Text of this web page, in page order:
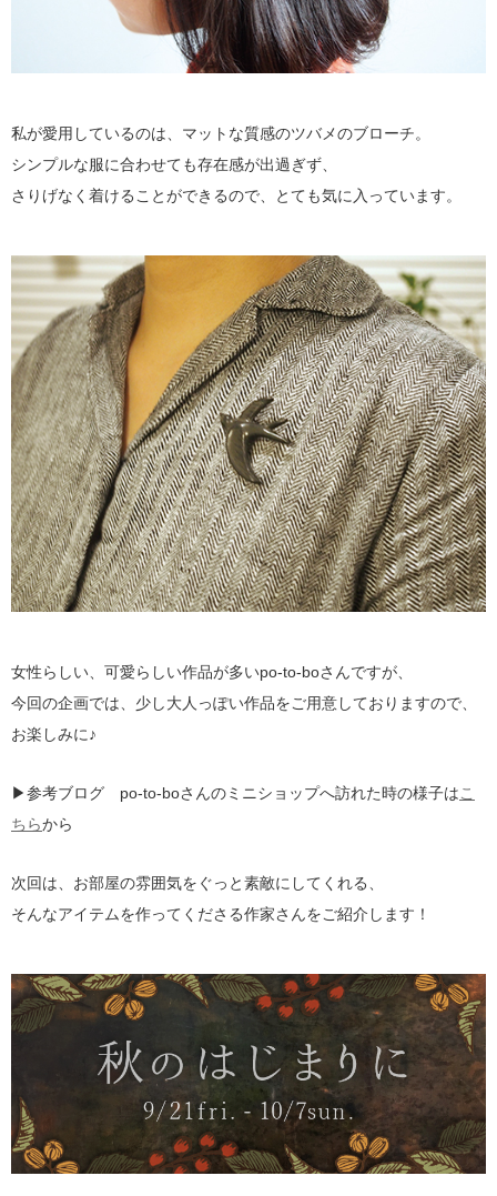
私が愛用しているのは、マットな質感のツバメのブローチ。
シンプルな服に合わせても存在感が出過ぎず、
さりげなく着けることができるので、とても気に入っています。
女性らしい、可愛らしい作品が多いpo-to-boさんですが、
今回の企画では、少し大人っぽい作品をご用意しておりますので、
お楽しみに♪
▶参考ブログ po-to-boさんのミニショップへ訪れた時の様子はこ
ちらから
次回は、お部屋の雰囲気をぐっと素敵にしてくれる、
そんなアイテムを作ってくださる作家さんをご紹介します！